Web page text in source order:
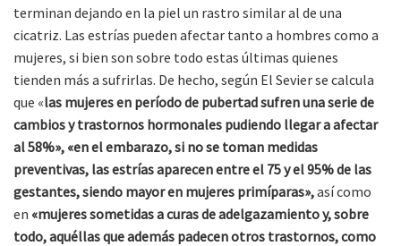
terminan dejando en la piel un rastro similar al de una
cicatriz. Las estrías pueden afectar tanto a hombres como a
mujeres, si bien son sobre todo estas últimas quienes
tienden más a sufrirlas. De hecho, según El Sevier se calcula
que «las mujeres en período de pubertad sufren una serie de
cambios y trastornos hormonales pudiendo llegar a afectar
al 58%», «en el embarazo, si no se toman medidas
preventivas, las estrías aparecen entre el 75 y el 95% de las
gestantes, siendo mayor en mujeres primíparas»,así como
en «mujeres sometidas a curas de adelgazamiento y, sobre
todo, aquéllas que además padecen otros trastornos, como